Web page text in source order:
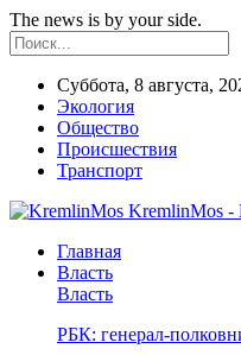
The news is by your side.
Суббота, 8 августа,
Экология
Общество
Происшествия
Транспорт
KremlinMos -
Главная
Власть
Власть
РБК: генерал-